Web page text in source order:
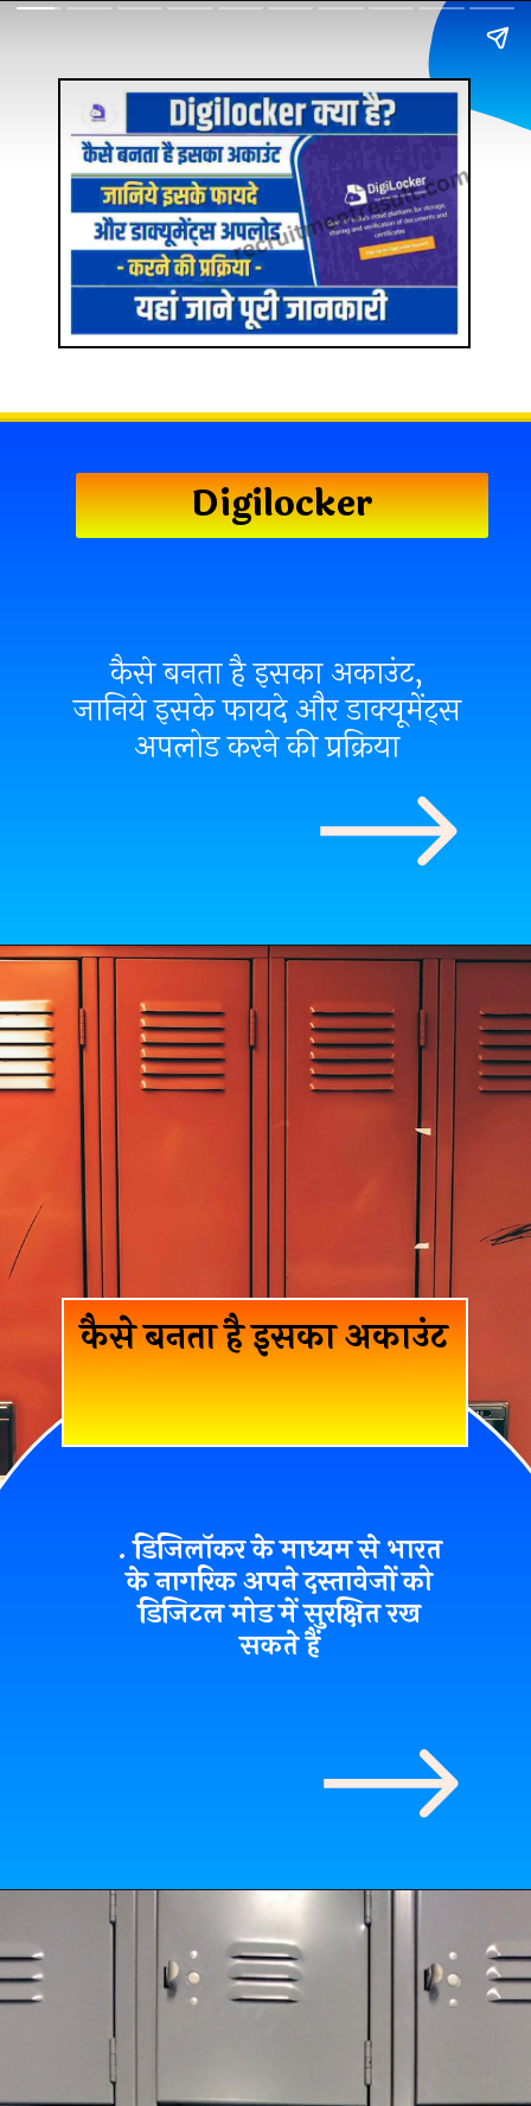
Digilocker
कैसे बनता है इसका अकाउंट,
जानिये इसके फायदे और डाक्यूमेंट्स
अपलोड करने की प्रक्रिया
कैसे बनता है इसका अकाउंट
. डिजिलॉकर के माध्यम से भारत
के नागरिक अपने दस्तावेजों को
डिजिटल मोड में सुरक्षित रख
सकते हैं